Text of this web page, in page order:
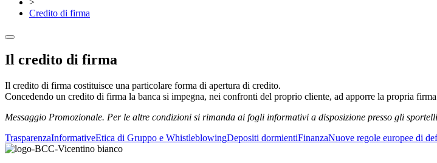
>
Credito di firma
Il credito di firma
Il credito di firma costituisce una particolare forma di apertura di credito.
Concedendo un credito di firma la banca si impegna, nei confronti del proprio cliente, ad apporre la propria
Messaggio Promozionale. Per le altre condizioni si rimanda ai fogli informativi a disposizione presso gli
TrasparenzaInformativeEtica di Gruppo e WhistleblowingDepositi dormientiFinanzaNuove regole europee di